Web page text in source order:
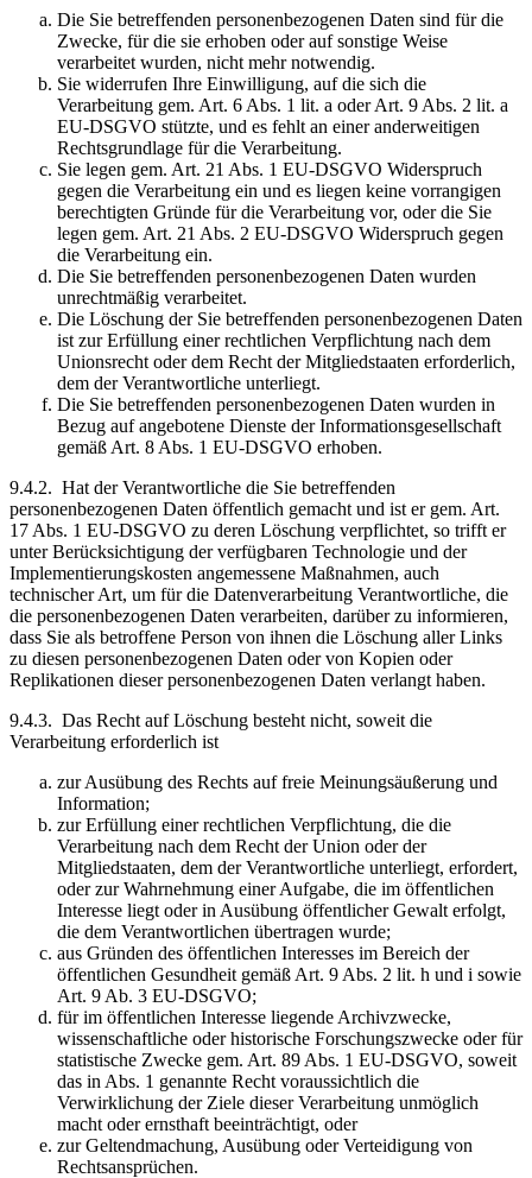
Die Sie betreffenden personenbezogenen Daten sind für die
Zwecke, für die sie erhoben oder auf sonstige Weise
verarbeitet wurden, nicht mehr notwendig.
Sie widerrufen Ihre Einwilligung, auf die sich die
Verarbeitung gem. Art. 6 Abs. 1 lit. a oder Art. 9 Abs. 2 lit. a
EU-DSGVO stützte, und es fehlt an einer anderweitigen
Rechtsgrundlage für die Verarbeitung.
Sie legen gem. Art. 21 Abs. 1 EU-DSGVO Widerspruch
gegen die Verarbeitung ein und es liegen keine vorrangigen
berechtigten Gründe für die Verarbeitung vor, oder die Sie
legen gem. Art. 21 Abs. 2 EU-DSGVO Widerspruch gegen
die Verarbeitung ein.
Die Sie betreffenden personenbezogenen Daten wurden
unrechtmäßig verarbeitet.
Die Löschung der Sie betreffenden personenbezogenen Daten
ist zur Erfüllung einer rechtlichen Verpflichtung nach dem
Unionsrecht oder dem Recht der Mitgliedstaaten erforderlich,
dem der Verantwortliche unterliegt.
Die Sie betreffenden personenbezogenen Daten wurden in
Bezug auf angebotene Dienste der Informationsgesellschaft
gemäß Art. 8 Abs. 1 EU-DSGVO erhoben.
9.4.2. Hat der Verantwortliche die Sie betreffenden
personenbezogenen Daten öffentlich gemacht und ist er gem. Art.
17 Abs. 1 EU-DSGVO zu deren Löschung verpflichtet, so trifft er
unter Berücksichtigung der verfügbaren Technologie und der
Implementierungskosten angemessene Maßnahmen, auch
technischer Art, um für die Datenverarbeitung Verantwortliche, die
die personenbezogenen Daten verarbeiten, darüber zu informieren,
dass Sie als betroffene Person von ihnen die Löschung aller Links
zu diesen personenbezogenen Daten oder von Kopien oder
Replikationen dieser personenbezogenen Daten verlangt haben.
9.4.3. Das Recht auf Löschung besteht nicht, soweit die
Verarbeitung erforderlich ist
zur Ausübung des Rechts auf freie Meinungsäußerung und
Information;
zur Erfüllung einer rechtlichen Verpflichtung, die die
Verarbeitung nach dem Recht der Union oder der
Mitgliedstaaten, dem der Verantwortliche unterliegt, erfordert,
oder zur Wahrnehmung einer Aufgabe, die im öffentlichen
Interesse liegt oder in Ausübung öffentlicher Gewalt erfolgt,
die dem Verantwortlichen übertragen wurde;
aus Gründen des öffentlichen Interesses im Bereich der
öffentlichen Gesundheit gemäß Art. 9 Abs. 2 lit. h und i sowie
Art. 9 Ab. 3 EU-DSGVO;
für im öffentlichen Interesse liegende Archivzwecke,
wissenschaftliche oder historische Forschungszwecke oder für
statistische Zwecke gem. Art. 89 Abs. 1 EU-DSGVO, soweit
das in Abs. 1 genannte Recht voraussichtlich die
Verwirklichung der Ziele dieser Verarbeitung unmöglich
macht oder ernsthaft beeinträchtigt, oder
zur Geltendmachung, Ausübung oder Verteidigung von
Rechtsansprüchen.